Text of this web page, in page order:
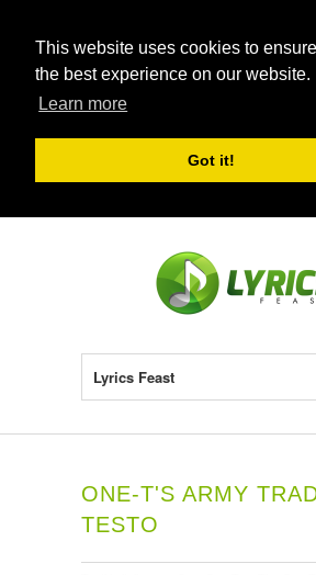
This website uses cookies to
the best experience on our website.
Learn more
Got it!
Lyrics Feast
ONE-T'S ARMY
TESTO